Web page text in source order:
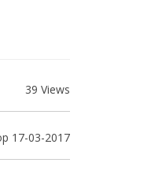
39 Views
17-03-2017